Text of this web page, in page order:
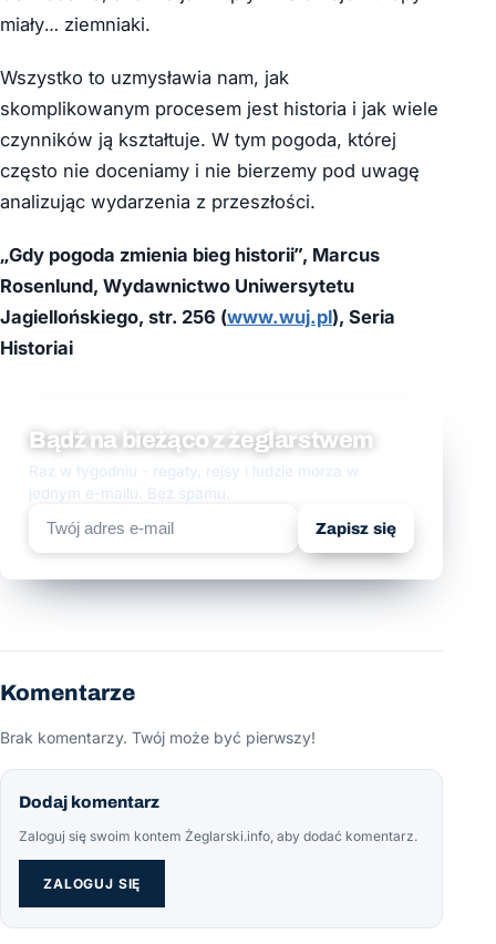
miały… ziemniaki.
Wszystko to uzmysławia nam, jak
skomplikowanym procesem jest historia i jak wiele
czynników ją kształtuje. W tym pogoda, której
często nie doceniamy i nie bierzemy pod uwagę
analizując wydarzenia z przeszłości.
„Gdy pogoda zmienia bieg historii”, Marcus
Rosenlund, Wydawnictwo Uniwersytetu
Jagiellońskiego, str. 256 (www.wuj.pl), Seria
Historiai
Bądź na bieżąco z żeglarstwem
Raz w tygodniu - regaty, rejsy i ludzie morza w
jednym e-mailu. Bez spamu.
Zapisz się
Komentarze
Brak komentarzy. Twój może być pierwszy!
Dodaj komentarz
Zaloguj się swoim kontem Żeglarski.info, aby dodać komentarz.
ZALOGUJ SIĘ